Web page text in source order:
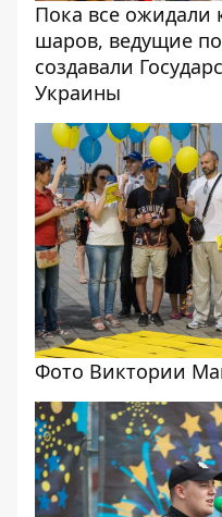
Пока все ожидали
шаров, ведущие
создавали
Украины
Фото Виктории